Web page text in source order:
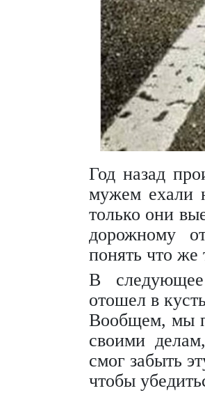
Год назад
мужем ехали
только они
дорожному
понять что же
В
отошел в
Вообщем, мы
своими
смог забыть
чтобы